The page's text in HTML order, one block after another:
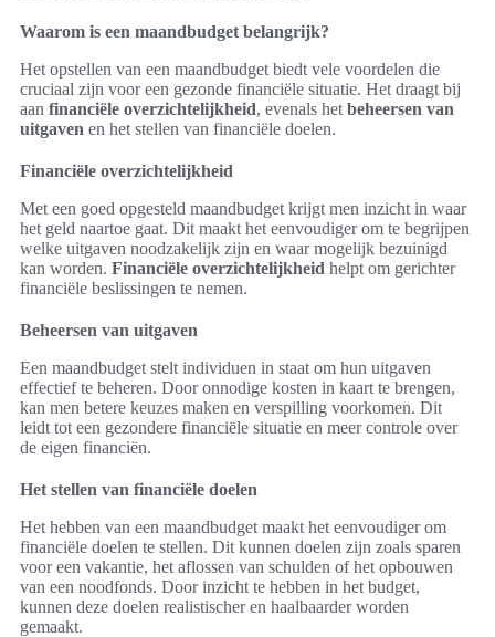
Waarom is een maandbudget belangrijk?
Het opstellen van een maandbudget biedt vele voordelen die
cruciaal zijn voor een gezonde financiële situatie. Het draagt bij
aan financiële overzichtelijkheid, evenals het beheersen van
uitgaven en het stellen van financiële doelen.
Financiële overzichtelijkheid
Met een goed opgesteld maandbudget krijgt men inzicht in waar
het geld naartoe gaat. Dit maakt het eenvoudiger om te begrijpen
welke uitgaven noodzakelijk zijn en waar mogelijk bezuinigd
kan worden. Financiële overzichtelijkheid helpt om gerichter
financiële beslissingen te nemen.
Beheersen van uitgaven
Een maandbudget stelt individuen in staat om hun uitgaven
effectief te beheren. Door onnodige kosten in kaart te brengen,
kan men betere keuzes maken en verspilling voorkomen. Dit
leidt tot een gezondere financiële situatie en meer controle over
de eigen financiën.
Het stellen van financiële doelen
Het hebben van een maandbudget maakt het eenvoudiger om
financiële doelen te stellen. Dit kunnen doelen zijn zoals sparen
voor een vakantie, het aflossen van schulden of het opbouwen
van een noodfonds. Door inzicht te hebben in het budget,
kunnen deze doelen realistischer en haalbaarder worden
gemaakt.